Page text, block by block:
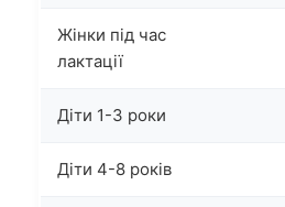
Жінки під час
лактації
Діти 1-3 роки
Діти 4-8 років